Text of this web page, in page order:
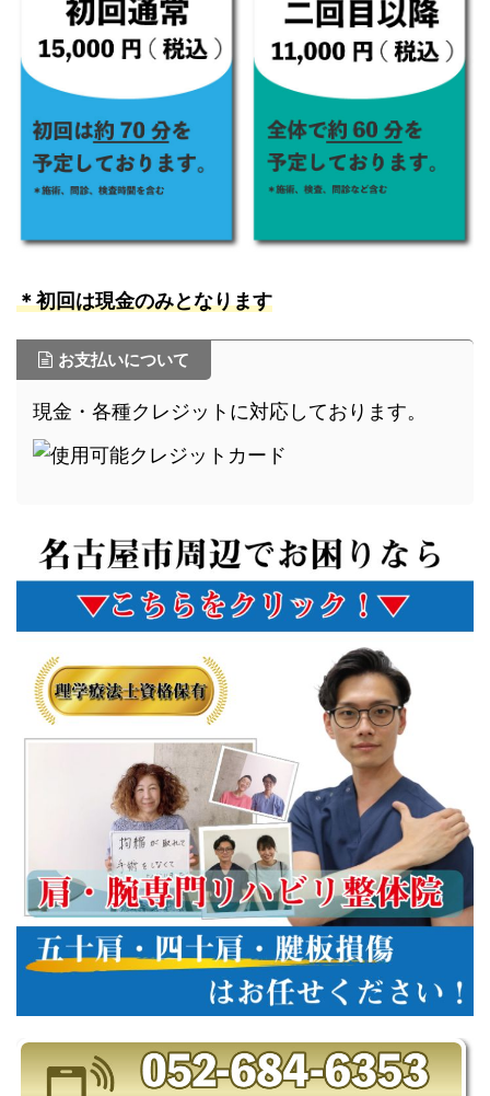
＊初回は現金のみとなります
お支払いについて
現金・各種クレジットに対応しております。